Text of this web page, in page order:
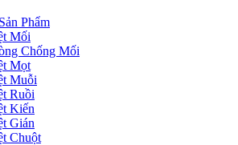
Phẩm
Mối
Chống Mối
Mọt
Muỗi
Ruồi
Kiến
Gián
Chuột